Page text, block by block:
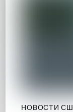
НОВОСТИ